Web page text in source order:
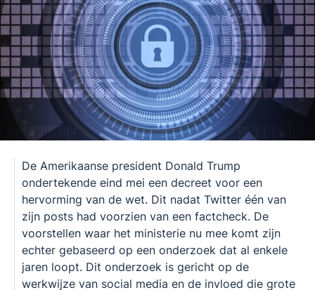
De Amerikaanse president Donald Trump
ondertekende eind mei een decreet voor een
hervorming van de wet. Dit nadat Twitter één van
zijn posts had voorzien van een factcheck. De
voorstellen waar het ministerie nu mee komt zijn
echter gebaseerd op een onderzoek dat al enkele
jaren loopt. Dit onderzoek is gericht op de
werkwijze van social media en de invloed die grote